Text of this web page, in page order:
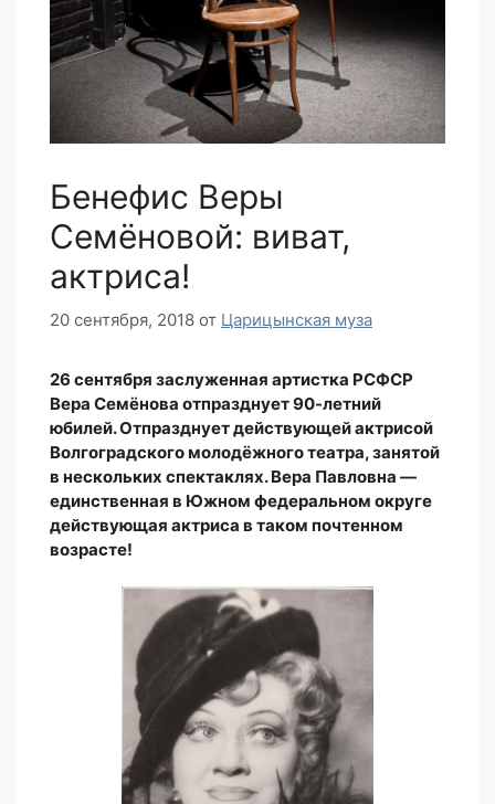
Бенефис Веры
Семёновой: виват,
актриса!
20 сентября, 2018 от Царицынская муза
26 сентября заслуженная артистка РСФСР
Вера Семёнова отпразднует 90-летний
юбилей. Отпразднует действующей актрисой
Волгоградского молодёжного театра, занятой
в нескольких спектаклях. Вера Павловна —
единственная в Южном федеральном округе
действующая актриса в таком почтенном
возрасте!